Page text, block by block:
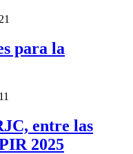
para la
entre las
2025